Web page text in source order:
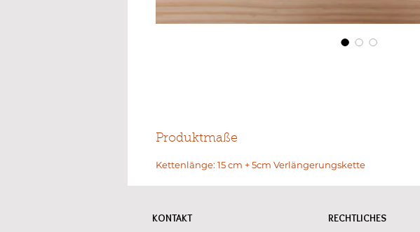
Produktmaße
Kettenlänge: 15 cm + 5cm Verlängerungskette
KONTAKT
RECHTLICHES